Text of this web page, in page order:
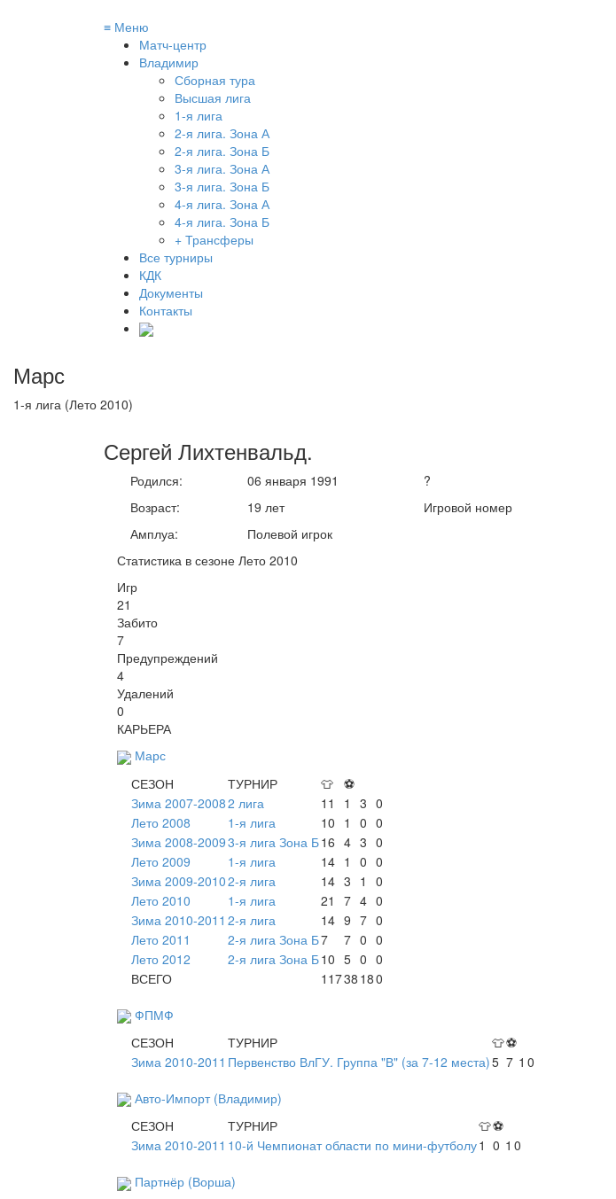
≡ Меню
Матч-центр
Владимир
Сборная тура
Высшая лига
1-я лига
2-я лига. Зона А
2-я лига. Зона Б
3-я лига. Зона А
3-я лига. Зона Б
4-я лига. Зона А
4-я лига. Зона Б
+ Трансферы
Все турниры
КДК
Документы
Контакты
Марс
1-я лига (Лето 2010)
Сергей Лихтенвальд.
Родился:
Возраст:
Амплуа:
06 января 1991
19 лет
Полевой игрок
?
Игровой номер
Статистика в сезоне Лето 2010
Игр
21
Забито
7
Предупреждений
4
Удалений
0
КАРЬЕРА
Марс
СЕЗОН
ТУРНИР 👕 ⚽
Зима 2007-20082 лига 11 1 3 0
Лето 2008
1-я лига 10 1 0 0
Зима 2008-20093-я лига Зона Б16 4 3 0
Лето 2009
1-я лига 14 1 0 0
Зима 2009-20102-я лига 14 3 1
0
Лето 2010
1-я лига 21 7 4 0
Зима 2010-2011 2-я лига 14 9 7 0
Лето 2011
2-я лига Зона Б7 7 0 0
Лето 2012
2-я лига Зона Б10 5 0 0
ВСЕГО
11738 180
ФПМФ
СЕЗОН
ТУРНИР 👕⚽
Зима 2010-2011 Первенство ВлГУ. Группа "В" (за 7-12 места)5 7 1 0
Авто-Импорт (Владимир)
СЕЗОН
ТУРНИР 👕⚽
Зима 2010-2011 10-й Чемпионат области по мини-футболу1 0 1 0
Партнёр (Ворша)